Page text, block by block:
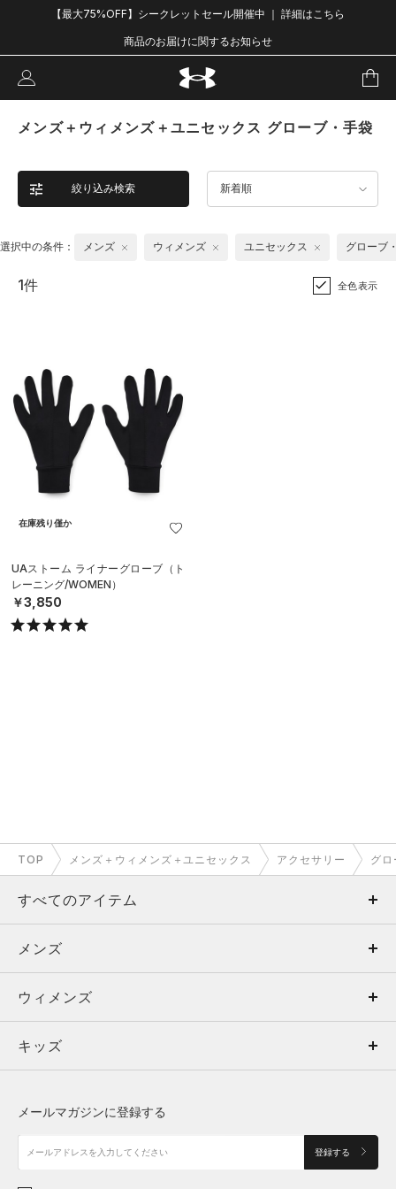
【最大75%OFF】シークレットセール開催中 ｜ 詳細はこちら
商品のお届けに関するお知らせ
メンズ＋ウィメンズ＋ユニセックス グローブ・手袋
絞り込み検索 新着順
選択中の条件： メンズ ウィメンズ ユニセックス グローブ
1件 全色表示
在庫残り僅か
UAストーム ライナーグローブ（ト
レーニング/WOMEN）
￥3,850
TOP メンズ＋ウィメンズ＋ユニセックス アクセサリー グ
すべてのアイテム
メンズ
ウィメンズ
キッズ
アクセサリー
メンズ
トップス
ボトムス
アクセサリー
ウィメンズ
トップス
シューズ
キッズ
メールマガジンに登録する
登録する